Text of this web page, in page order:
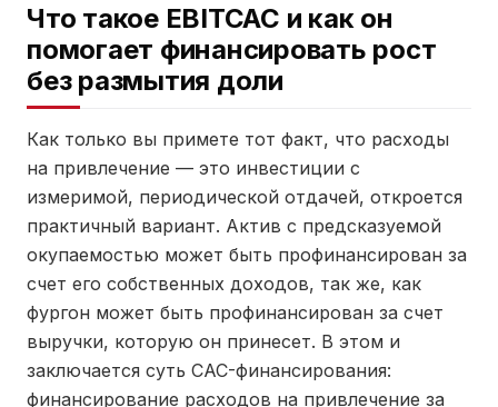
Что такое EBITCAC и как он
помогает финансировать рост
без размытия доли
Как только вы примете тот факт, что расходы
на привлечение — это инвестиции с
измеримой, периодической отдачей, откроется
практичный вариант. Актив с предсказуемой
окупаемостью может быть профинансирован за
счет его собственных доходов, так же, как
фургон может быть профинансирован за счет
выручки, которую он принесет. В этом и
заключается суть CAC-финансирования:
финансирование расходов на привлечение за